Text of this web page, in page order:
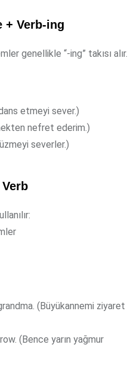
+ Verb-ing
genellikle “-ing” takısı alır.
etmeyi sever.)
nefret ederim.)
severler.)
(Büyükannemi ziyaret
(Bence yarın yağmur